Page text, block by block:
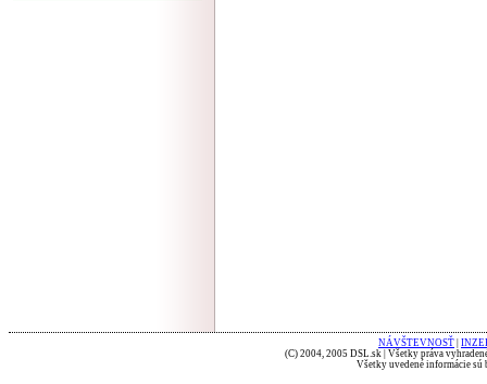
NÁVŠTEVNOSŤ
(C) 2004, 2005 DSL.sk | Všetky práva
Všetky uvedené informácie sú